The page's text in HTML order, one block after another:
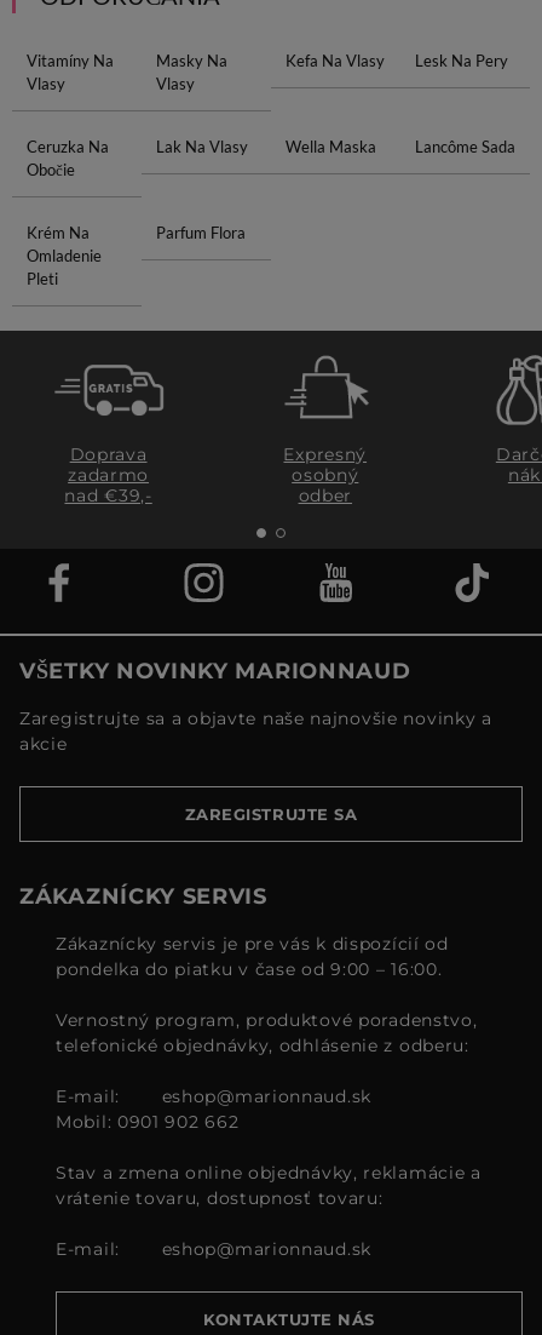
Vitamíny Na
Vlasy
Masky Na
Vlasy
Kefa Na Vlasy Lesk Na Pery
Ceruzka Na
Obočie
Lak Na Vlasy Wella Maska Lancôme Sada
Krém Na
Omladenie
Pleti
Parfum Flora
Doprava
zadarmo
nad €39,-
Expresný
osobný
odber
VŠETKY NOVINKY MARIONNAUD
Zaregistrujte sa a objavte naše najnovšie novinky a
akcie
ZAREGISTRUJTE SA
ZÁKAZNÍCKY SERVIS
Zákaznícky servis je pre vás k dispozícií od
pondelka do piatku v čase od 9:00 – 16:00.
Vernostný program, produktové poradenstvo,
telefonické objednávky, odhlásenie z odberu:
E-mail:
eshop@marionnaud.sk
Mobil: 0901 902 662
Stav a zmena online objednávky, reklamácie a
vrátenie tovaru, dostupnosť tovaru:
E-mail: eshop@marionnaud.sk
KONTAKTUJTE NÁS